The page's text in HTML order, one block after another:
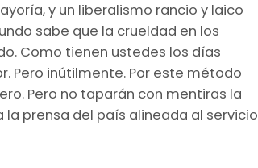
y un liberalismo rancio y laico
sabe que la crueldad en los
Como tienen ustedes los días
Pero inútilmente. Por este método
Pero no taparán con mentiras la
prensa del país alineada al servicio